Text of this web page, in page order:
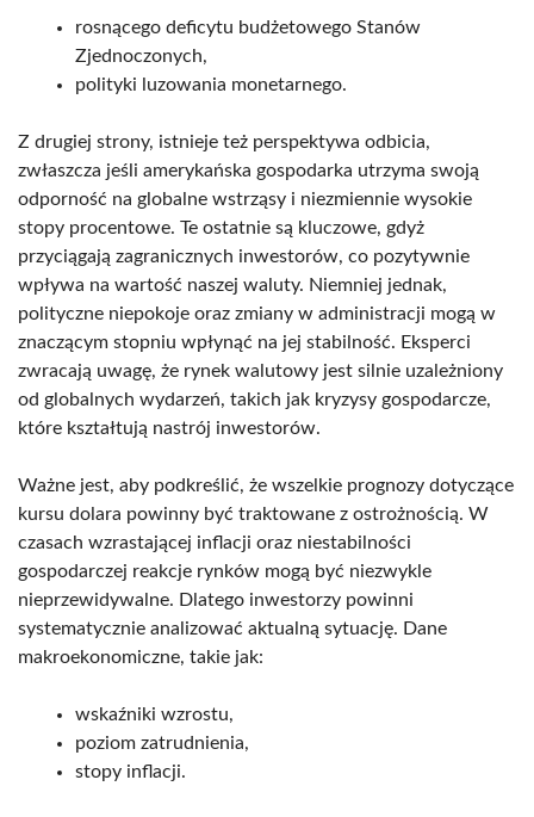
rosnącego deficytu budżetowego Stanów
Zjednoczonych,
polityki luzowania monetarnego.
Z drugiej strony, istnieje też perspektywa odbicia,
zwłaszcza jeśli amerykańska gospodarka utrzyma swoją
odporność na globalne wstrząsy i niezmiennie wysokie
stopy procentowe. Te ostatnie są kluczowe, gdyż
przyciągają zagranicznych inwestorów, co pozytywnie
wpływa na wartość naszej waluty. Niemniej jednak,
polityczne niepokoje oraz zmiany w administracji mogą w
znaczącym stopniu wpłynąć na jej stabilność. Eksperci
zwracają uwagę, że rynek walutowy jest silnie uzależniony
od globalnych wydarzeń, takich jak kryzysy gospodarcze,
które kształtują nastrój inwestorów.
Ważne jest, aby podkreślić, że wszelkie prognozy dotyczące
kursu dolara powinny być traktowane z ostrożnością. W
czasach wzrastającej inflacji oraz niestabilności
gospodarczej reakcje rynków mogą być niezwykle
nieprzewidywalne. Dlatego inwestorzy powinni
systematycznie analizować aktualną sytuację. Dane
makroekonomiczne, takie jak:
wskaźniki wzrostu,
poziom zatrudnienia,
stopy inflacji.